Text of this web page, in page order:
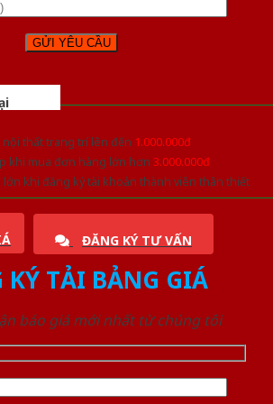
nội thất trang trí lên đến 1.000.000đ
khi mua đơn hàng lớn hơn 3.000.000đ
lớn khi đăng ký tài khoản thành viên thân thiết
ĐĂNG KÝ TƯ VẤN
KÝ TẢI BẢNG GIÁ
báo giá mới nhất từ chúng tôi